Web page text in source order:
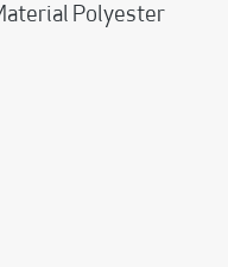
Polyester